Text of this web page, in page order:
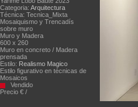
Categoria: Arquitectura
Técnica: Tecnica_Mixta
Mosaiquismo y Trencadís
sobre muro
Muro y Madera
600 x 260
Muro en concreto / Madera
prensada
Estilo: Realismo Magico
Estilo figurativo en técnicas de
Mosaicos
Vendido
Precio € /